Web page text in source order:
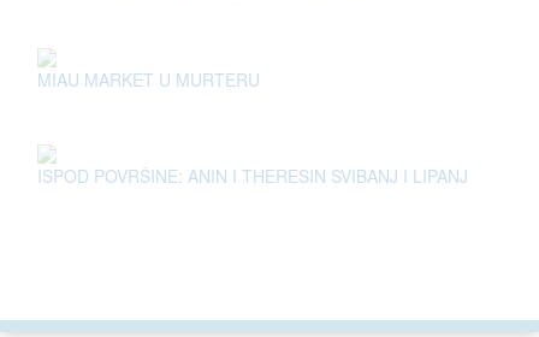
MIAU MARKET U MURTERU
ISPOD POVRŠINE: ANIN I THERESIN SVIBANJ I LIPANJ